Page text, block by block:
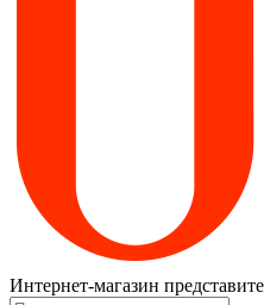
Интернет-магазин